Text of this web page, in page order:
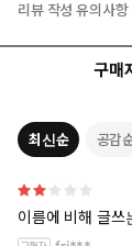
리뷰 작성 유의사항
구매
최신순 공감
이름에 비해 글